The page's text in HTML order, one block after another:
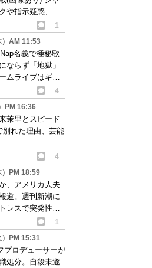
や指示疑惑、彼
1
）AM 11:53
名義で極秘歌
ならず「地獄」
ムライブはギネ
4
PM 16:36
茉里とスピード
れた理由、芸能
4
PM 18:59
、アメリカ人夫
道。週刊新潮に
レスで突発性難
1
PM 15:31
プロデューサーが
処分。自殺未遂